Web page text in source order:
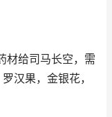
材给司马长空，需
汉果，金银花，